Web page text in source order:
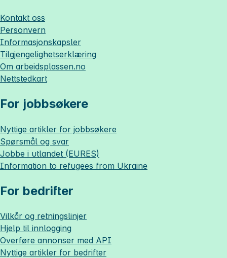
Kontakt oss
Personvern
Informasjonskapsler
Tilgjengelighetserklæring
Om arbeidsplassen.no
Nettstedkart
For jobbsøkere
Nyttige artikler for jobbsøkere
Spørsmål og svar
Jobbe i utlandet (EURES)
Information to refugees from Ukraine
For bedrifter
Vilkår og retningslinjer
Hjelp til innlogging
Overføre annonser med API
Nyttige artikler for bedrifter